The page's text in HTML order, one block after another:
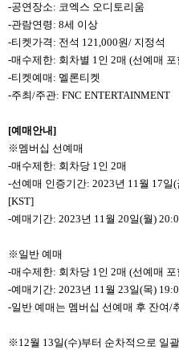
-공연장소: 코엑스 오디토리움
-관람연령: 8세 이상
-티켓가격: 전석 121,000원/ 지정석
-매수제한: 회차별 1인 2매 (선예매
-티켓예매: 멜론티켓
-주최/주관: FNC ENTERTAINMENT
[예매안내]
※멤버십 선예매
-매수제한: 회차당 1인 2매
-선예매 인증기간: 2023년 11월 17일
[KST]
-예매기간: 2023년 11월 20일(월)
※일반 예매
-매수제한: 회차당 1인 2매 (선예매 포
-예매기간: 2023년 11월 23일(목)
-일반 예매는 멤버십 선예매 후 잔여/
※12월 13일(수)부터 순차적으로 일